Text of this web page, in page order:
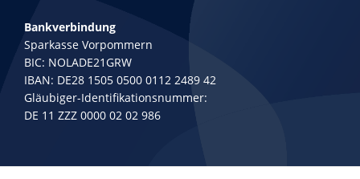
Bankverbindung
Sparkasse Vorpommern
BIC: NOLADE21GRW
IBAN: DE28 1505 0500 0112 2489 42
Gläubiger-Identifikationsnummer:
DE 11 ZZZ 0000 02 02 986